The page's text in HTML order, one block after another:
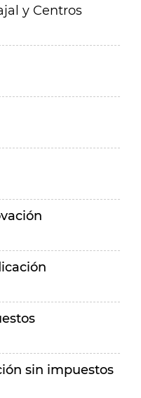
y Centros
sin impuestos